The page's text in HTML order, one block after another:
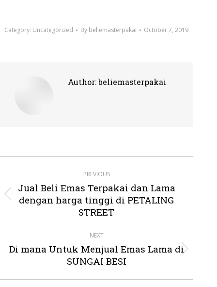
Category: Uncategorized By beliemasterpakai October 7, 2019
Author:beliemasterpakai
navigation
PREVIOUS
Previous
post:
Jual Beli Emas Terpakai dan Lama
dengan harga tinggi di PETALING
STREET
NEXT
Next
post:
Di mana Untuk Menjual Emas Lama di
SUNGAI BESI